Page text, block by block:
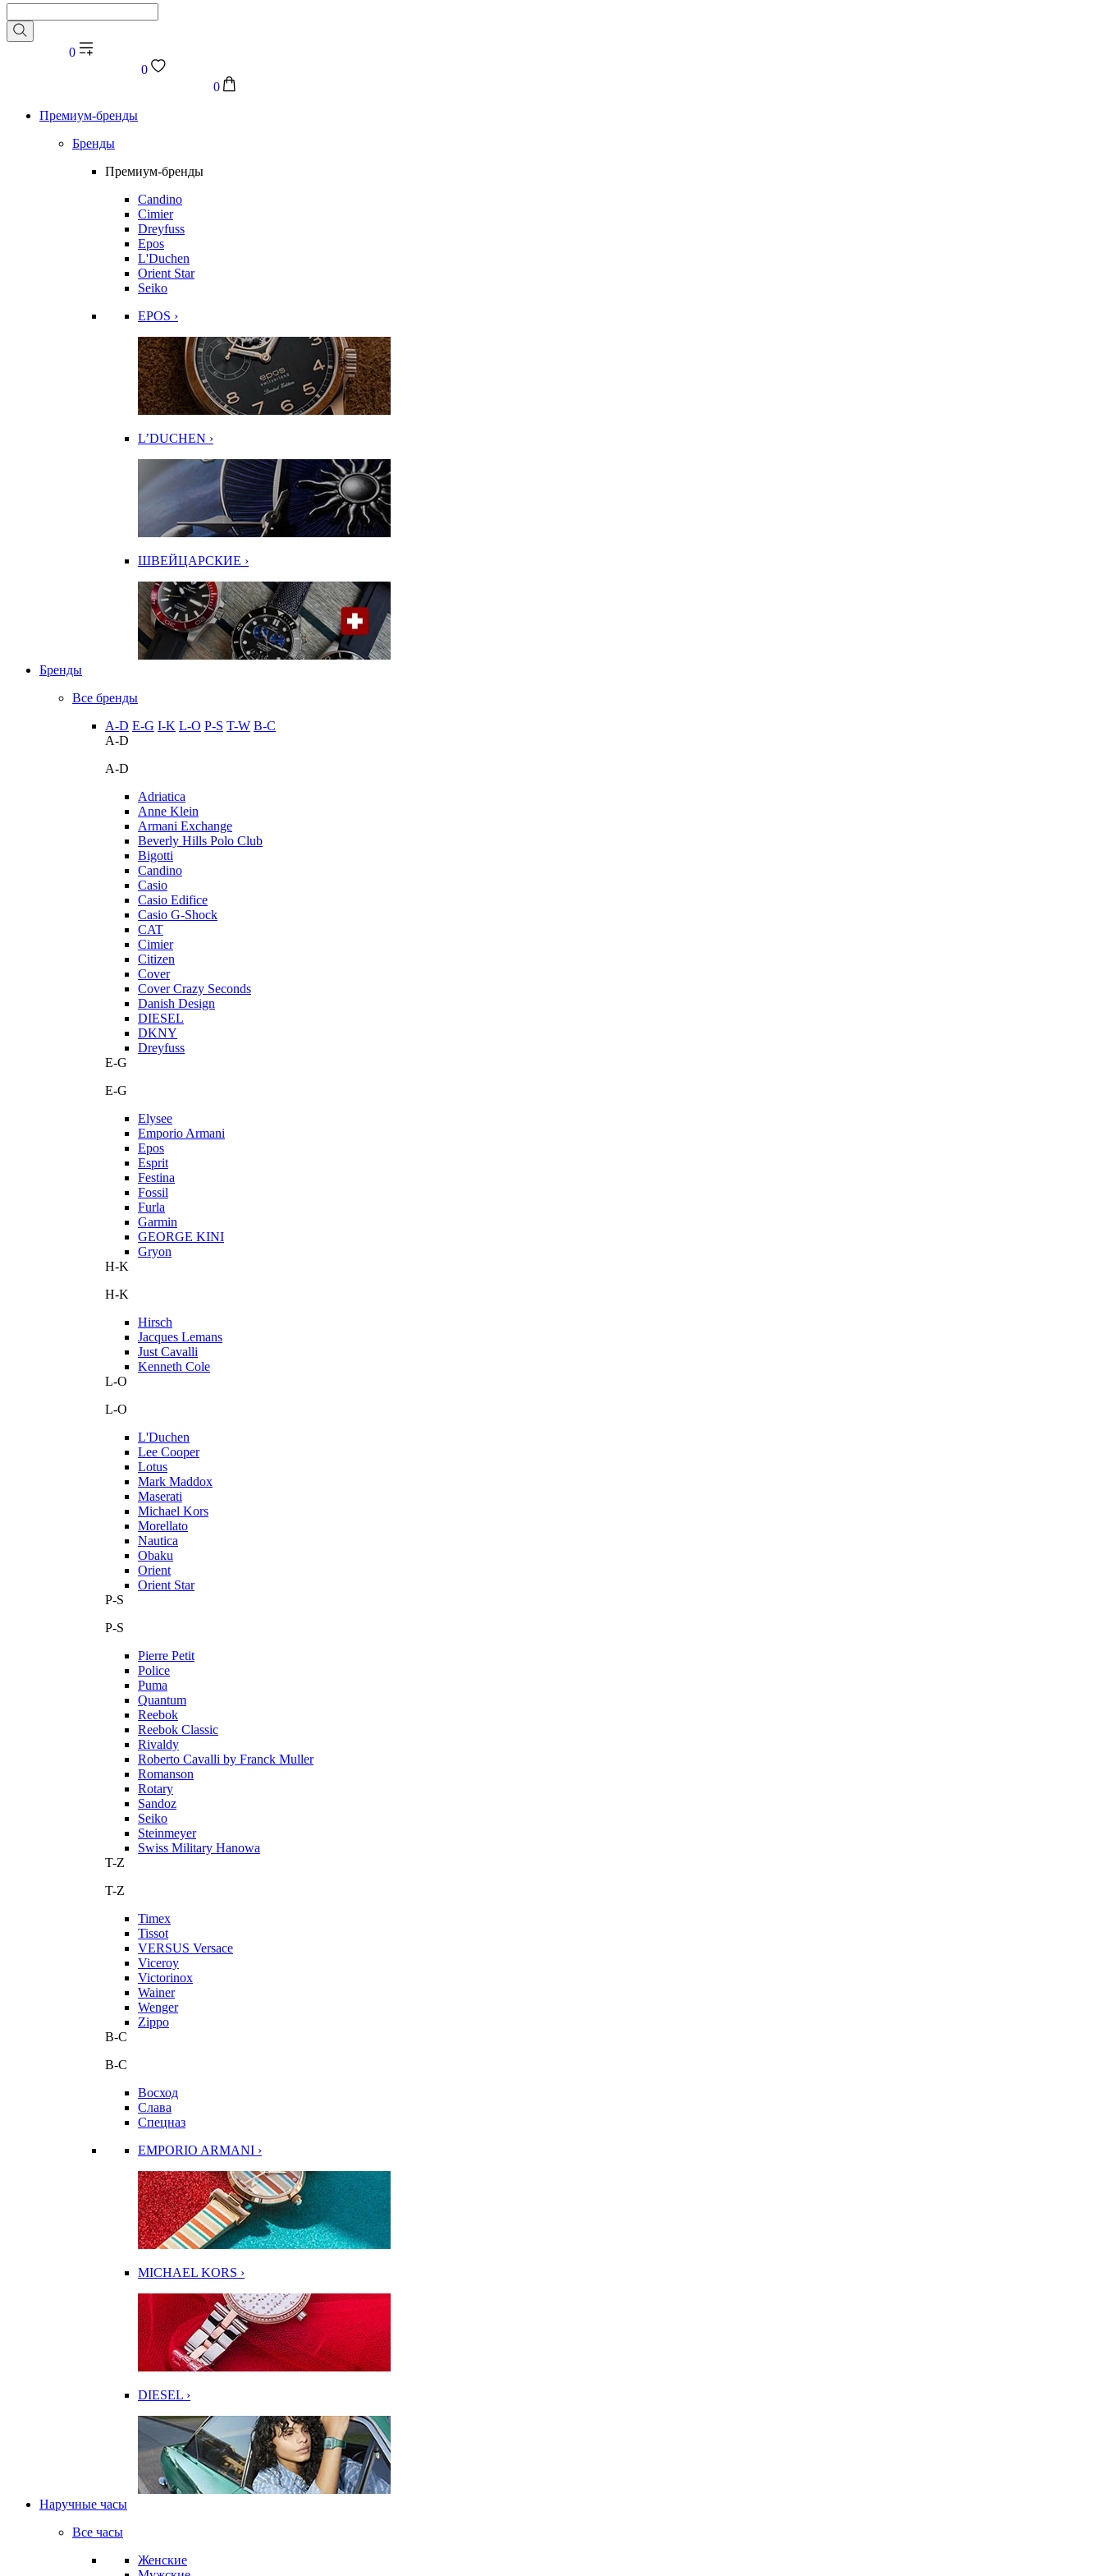
0
0
0
Премиум-бренды
Бренды
Премиум-бренды
Candino
Cimier
Dreyfuss
Epos
L'Duchen
Orient Star
Seiko
EPOS ›
L’DUCHEN ›
ШВЕЙЦАРСКИЕ ›
Бренды
Все бренды
A-D E-G I-K L-O P-S T-W В-С
A-D
A-D
Adriatica
Anne Klein
Armani Exchange
Beverly Hills Polo Club
Bigotti
Candino
Casio
Casio Edifice
Casio G-Shock
CAT
Cimier
Citizen
Cover
Cover Crazy Seconds
Danish Design
DIESEL
DKNY
Dreyfuss
E-G
E-G
Elysee
Emporio Armani
Epos
Esprit
Festina
Fossil
Furla
Garmin
GEORGE KINI
Gryon
H-K
H-K
Hirsch
Jacques Lemans
Just Cavalli
Kenneth Cole
L-O
L-O
L'Duchen
Lee Cooper
Lotus
Mark Maddox
Maserati
Michael Kors
Morellato
Nautica
Obaku
Orient
Orient Star
P-S
P-S
Pierre Petit
Police
Puma
Quantum
Reebok
Reebok Classic
Rivaldy
Roberto Cavalli by Franck Muller
Romanson
Rotary
Sandoz
Seiko
Steinmeyer
Swiss Military Hanowa
T-Z
T-Z
Timex
Tissot
VERSUS Versace
Viceroy
Victorinox
Wainer
Wenger
Zippo
В-С
В-С
Восход
Слава
Спецназ
EMPORIO ARMANI ›
MICHAEL KORS ›
DIESEL ›
Наручные часы
Все часы
Женские